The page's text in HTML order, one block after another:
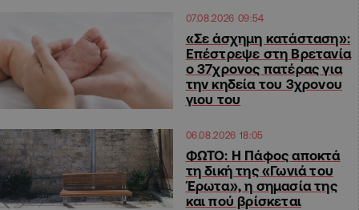
07.08.2026 09:54
«Σε άσχημη κατάσταση»:
Επέστρεψε στη Βρετανία
ο 37χρονος πατέρας για
την κηδεία του 3χρονου
γιου του
06.08.2026 18:05
ΦΩΤΟ: Η Πάφος αποκτά
τη δική της «Γωνιά του
Έρωτα», η σημασία της
και πού βρίσκεται